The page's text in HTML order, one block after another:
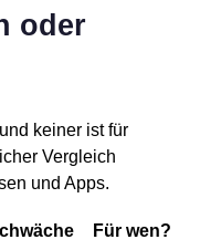
oder
keiner ist für
Vergleich
und Apps.
Für wen?